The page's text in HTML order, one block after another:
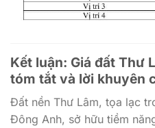
Kết luận: Giá đất Thư
tóm tắt và lời khuyên
Đất nền Thư Lâm, tọa lạc
Đông Anh, sở hữu tiềm